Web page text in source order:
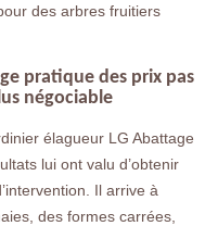
des arbres fruitiers
pratique des prix pas
négociable
élagueur LG Abattage
lui ont valu d’obtenir
Il arrive à
des formes carrées,